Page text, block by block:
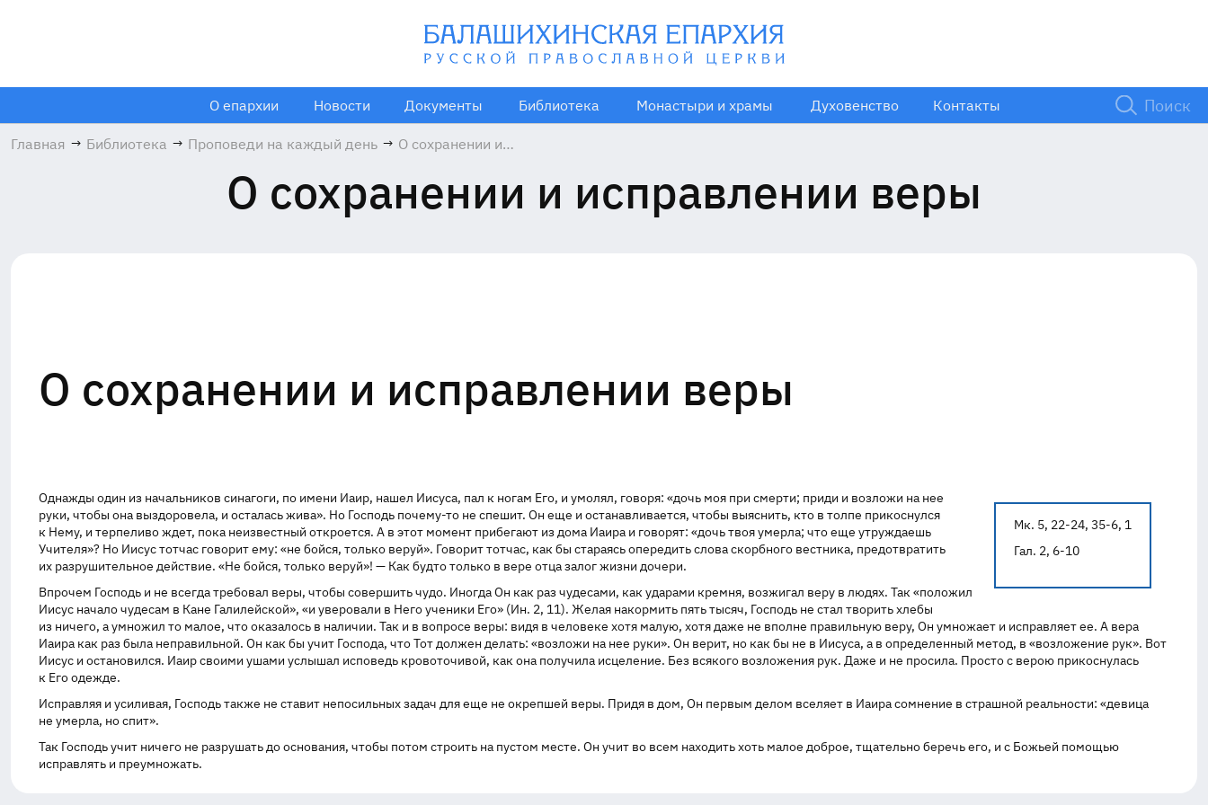
О епархии Новости Документы Библиотека Монастыри и храмы Духовенство Контакты
Главная → Библиотека → Проповеди на каждый день → О сохранении и
веры
О сохранении и исправлении веры
О сохранении и исправлении веры
Мк. 5, 22-24, 35-6, 1
Гал. 2, 6-10
Однажды один из начальников синагоги, по имени Иаир, нашел Иисуса, пал к ногам Его, и умолял, говоря: «дочь моя при смерти; приди и возложи на нее
руки, чтобы она выздоровела, и осталась жива». Но Господь почему-то не спешит. Он еще и останавливается, чтобы выяснить, кто в толпе прикоснулся
к Нему, и терпеливо ждет, пока неизвестный откроется. А в этот момент прибегают из дома Иаира и говорят: «дочь твоя умерла; что еще утруждаешь
Учителя»? Но Иисус тотчас говорит ему: «не бойся, только веруй». Говорит тотчас, как бы стараясь опередить слова скорбного вестника, предотвратить
их разрушительное действие. «Не бойся, только веруй»! — Как будто только в вере отца залог жизни дочери.
Впрочем Господь и не всегда требовал веры, чтобы совершить чудо. Иногда Он как раз чудесами, как ударами кремня, возжигал веру в людях. Так «положил
Иисус начало чудесам в Кане Галилейской», «и уверовали в Него ученики Его» (Ин. 2, 11). Желая накормить пять тысяч, Господь не стал творить хлебы
из ничего, а умножил то малое, что оказалось в наличии. Так и в вопросе веры: видя в человеке хотя малую, хотя даже не вполне правильную веру, Он умножает и исправляет ее. А вера
Иаира как раз была неправильной. Он как бы учит Господа, что Тот должен делать: «возложи на нее руки». Он верит, но как бы не в Иисуса, а в определенный метод, в «возложение рук». Вот
Иисус и остановился. Иаир своими ушами услышал исповедь кровоточивой, как она получила исцеление. Без всякого возложения рук. Даже и не просила. Просто с верою прикоснулась
к Его одежде.
Исправляя и усиливая, Господь также не ставит непосильных задач для еще не окрепшей веры. Придя в дом, Он первым делом вселяет в Иаира сомнение в страшной реальности: «девица
не умерла, но спит».
Так Господь учит ничего не разрушать до основания, чтобы потом строить на пустом месте. Он учит во всем находить хоть малое доброе, тщательно беречь его, и с Божьей помощью
исправлять и преумножать.